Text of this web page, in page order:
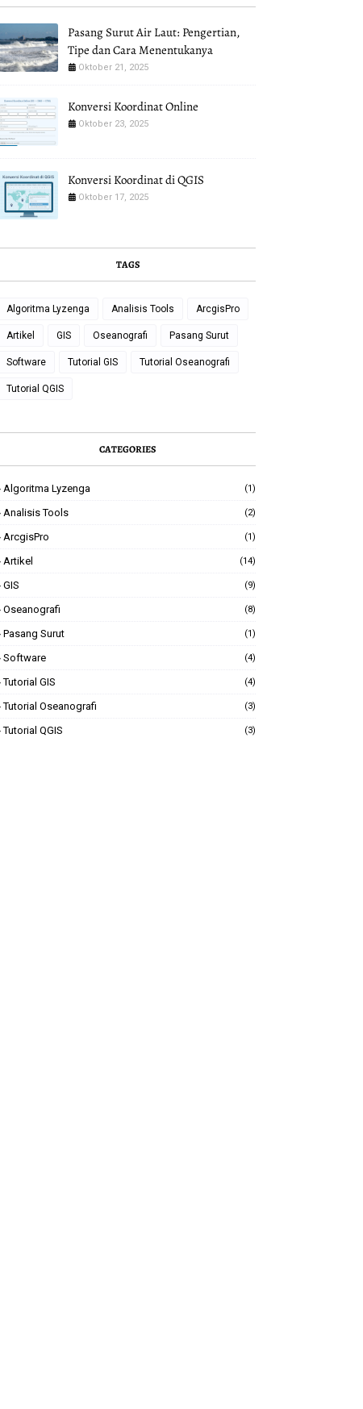
Pasang Surut Air Laut: Pengertian,
Tipe dan Cara Menentukanya
Oktober 21, 2025
Konversi Koordinat Online
Oktober 23, 2025
Konversi Koordinat di QGIS
Oktober 17, 2025
TAGS
Algoritma Lyzenga Analisis Tools ArcgisPro
Artikel GIS Oseanografi Pasang Surut
Software Tutorial GIS Tutorial Oseanografi
Tutorial QGIS
CATEGORIES
Algoritma Lyzenga (1)
Analisis Tools (2)
ArcgisPro (1)
Artikel (14)
GIS (9)
Oseanografi (8)
Pasang Surut (1)
Software (4)
Tutorial GIS (4)
Tutorial Oseanografi (3)
Tutorial QGIS (3)